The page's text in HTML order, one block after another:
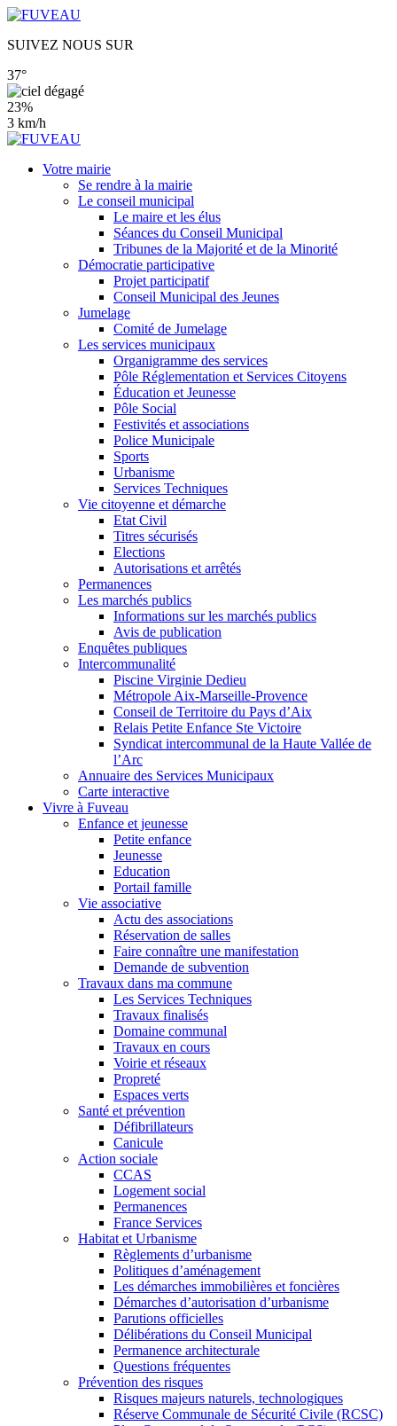
SUIVEZ NOUS SUR
37°
23%
3 km/h
Votre mairie
Se rendre à la mairie
Le conseil municipal
Le maire et les élus
Séances du Conseil Municipal
Tribunes de la Majorité et de la Minorité
Démocratie participative
Projet participatif
Conseil Municipal des Jeunes
Jumelage
Comité de Jumelage
Les services municipaux
Organigramme des services
Pôle Réglementation et Services Citoyens
Éducation et Jeunesse
Pôle Social
Festivités et associations
Police Municipale
Sports
Urbanisme
Services Techniques
Vie citoyenne et démarche
Etat Civil
Titres sécurisés
Elections
Autorisations et arrêtés
Permanences
Les marchés publics
Informations sur les marchés publics
Avis de publication
Enquêtes publiques
Intercommunalité
Piscine Virginie Dedieu
Métropole Aix-Marseille-Provence
Conseil de Territoire du Pays d’Aix
Relais Petite Enfance Ste Victoire
Syndicat intercommunal de la Haute Vallée de
l’Arc
Annuaire des Services Municipaux
Carte interactive
Vivre à Fuveau
Enfance et jeunesse
Petite enfance
Jeunesse
Education
Portail famille
Vie associative
Actu des associations
Réservation de salles
Faire connaître une manifestation
Demande de subvention
Travaux dans ma commune
Les Services Techniques
Travaux finalisés
Domaine communal
Travaux en cours
Voirie et réseaux
Propreté
Espaces verts
Santé et prévention
Défibrillateurs
Canicule
Action sociale
CCAS
Logement social
Permanences
France Services
Habitat et Urbanisme
Règlements d’urbanisme
Politiques d’aménagement
Les démarches immobilières et foncières
Démarches d’autorisation d’urbanisme
Parutions officielles
Délibérations du Conseil Municipal
Permanence architecturale
Questions fréquentes
Prévention des risques
Risques majeurs naturels, technologiques
Réserve Communale de Sécurité Civile (RCSC)